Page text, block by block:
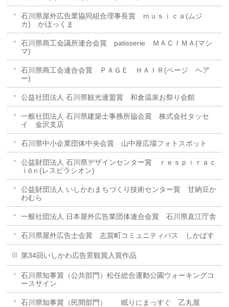
石川県屋外広告業協同組合理事長賞 ｍｕｓｉｃａ(ムジ
カ) かほっくま
石川県商工会議所連合会賞 patisserie ＭＡＣＩＭＡ(マシ
マ)
石川県商工会連合会賞 ＰＡＧＥ ＨＡＩＲ(ページ ヘア
ー)
公益社団法人 石川県観光連盟賞 和倉温泉お祭り会館
一般社団法人 石川県建築士事務所協会賞 株式会社タッセ
イ 金沢支店
石川県中小企業団体中央会賞 山中座広場フォトスポット
公益財団法人 石川県デザインセンター賞 ｒｅｓｐｉｒａｃ
ｉōｎ(レスピラシオン)
公益財団法人 いしかわまちづくり技術センター賞 甘納豆か
わむら
一般社団法人 日本屋外広告業団体連合会賞 石川県直江庁舎
石川県屋外広告士会賞 志賀町コミュニティバス しかばす
第34回いしかわ広告景観賞入賞作品
石川県知事賞（公共部門）松任総合運動公園ウォーキングコ
ースサイン
石川県知事賞（民間部門） 眠りにまっすぐ 乙丸屋